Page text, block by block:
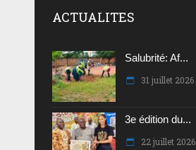
ACTUALITES
Salubrité: Af...
31 juillet 2026
3e édition du...
22 juillet 2026